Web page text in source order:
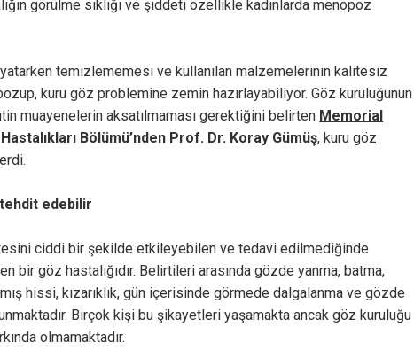
görülme sıklığı ve şiddeti özellikle kadınlarda menopoz
yatarken temizlememesi ve kullanılan malzemelerinin kalitesiz
kuru göz problemine zemin hazırlayabiliyor. Göz kuruluğunun
muayenelerin aksatılmaması gerektiğini belirten Memorial
Bölümü’nden Prof. Dr. Koray Gümüş, kuru göz
edebilir
ciddi bir şekilde etkileyebilen ve tedavi edilmediğinde
bir göz hastalığıdır. Belirtileri arasında gözde yanma, batma,
hissi, kızarıklık, gün içerisinde görmede dalgalanma ve gözde
Birçok kişi bu şikayetleri yaşamakta ancak göz kuruluğu
olmamaktadır.